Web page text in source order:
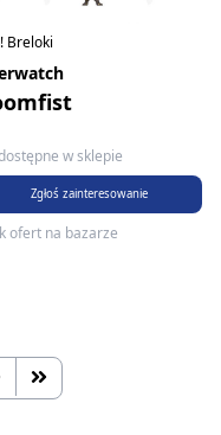
Breloki
w sklepie
Zgłoś zainteresowanie
ofert na bazarze